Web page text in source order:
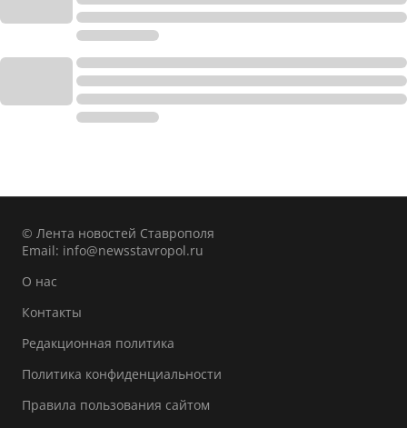
© Лента новостей Ставрополя
Email: info@newsstavropol.ru
О нас
Контакты
Редакционная политика
Политика конфиденциальности
Правила пользования сайтом